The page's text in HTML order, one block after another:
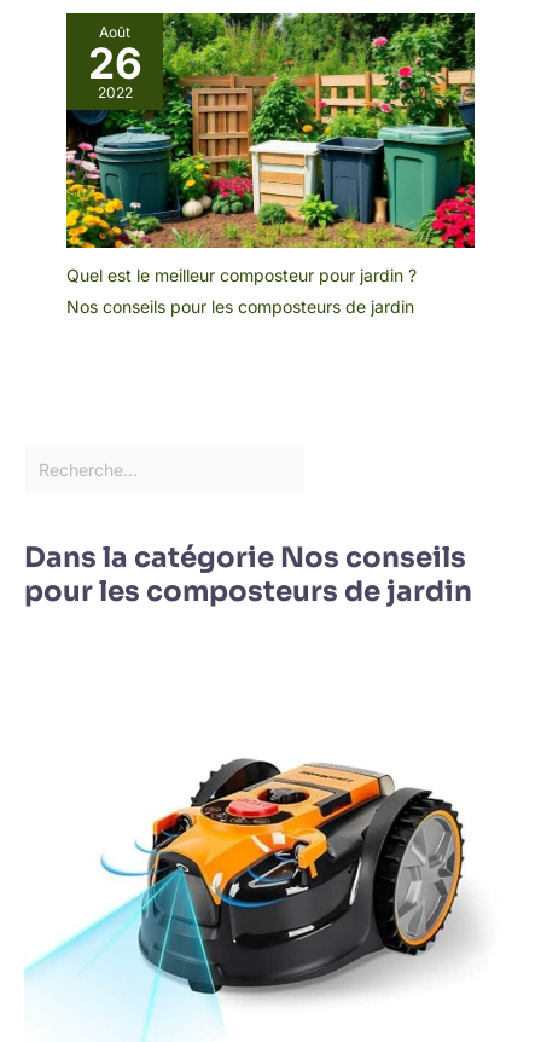
Août
26
2022
Quel est le meilleur composteur pour jardin ?
Nos conseils pour les composteurs de jardin
Dans la catégorie Nos conseils
pour les composteurs de jardin